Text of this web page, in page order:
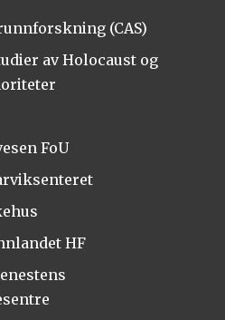
(CAS)
av Holocaust og
FoU
HF